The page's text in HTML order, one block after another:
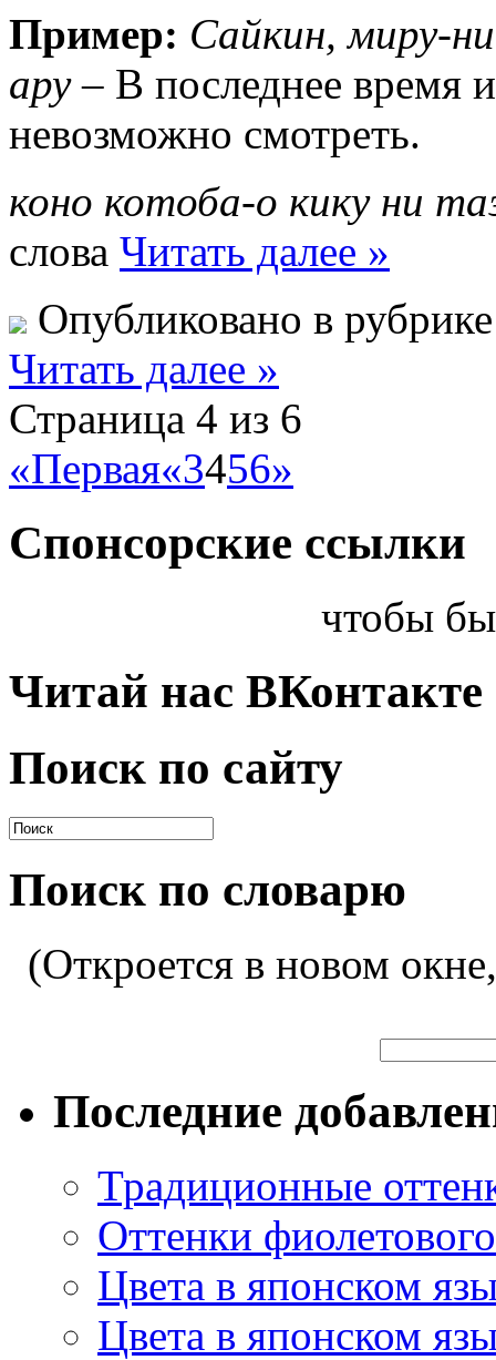
Пример: Сайкин, миру-
ару– В последнее время
невозможно смотреть.
коно котоба-о кику ни
слова Читать далее »
Опубликовано в
Читать далее »
Страница 4 из 6
«Первая«3456»
Спонсорские ссылки
чтобы
Читай нас ВКонтакте
Поиск по сайту
Поиск по словарю
(Откроется в новом
Последние
Традиционные
Оттенки
Цвета в японском
Цвета в японском